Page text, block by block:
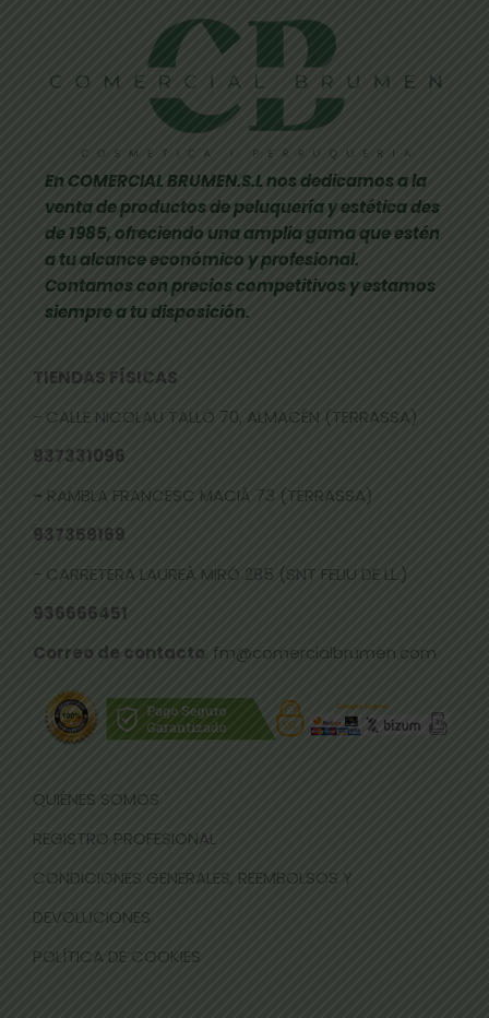
En COMERCIAL BRUMEN.S.L nos dedicamos a la
venta de productos de peluquería y estética des
de 1985, ofreciendo una amplia gama que estén
a tu alcance económico y profesional.
Contamos con precios competitivos y estamos
siempre a tu disposición.
TIENDAS FÍSICAS
- CALLE NICOLAU TALLÓ 70, ALMACÉN (TERRASSA)
937331096
- RAMBLA FRANCESC MACIÀ 73 (TERRASSA)
937359169
- CARRETERA LAUREÀ MIRÓ 285 (SNT FELIU DE LL.)
936666451
Correo de contacto: fm@comercialbrumen.com
QUIÉNES SOMOS
REGISTRO PROFESIONAL
CONDICIONES GENERALES, REEMBOLSOS Y
DEVOLUCIONES
POLÍTICA DE COOKIES